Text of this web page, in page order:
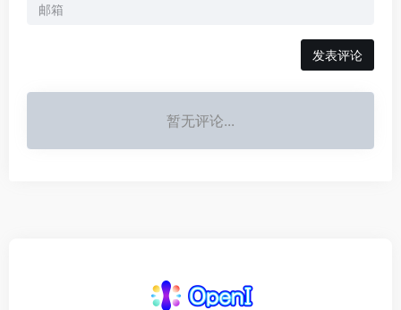
发表评论
暂无评论...